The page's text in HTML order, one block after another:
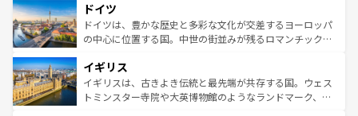
の城塞都市、穏やかなビーチリゾートまで多彩な表情を見
せる。地方によって風土や気候が異なるスペインはその個
性で訪れる人を魅了する。 なお、新着のスペイン情報はコ
で、幅広い魅力が詰まっている。華麗な宮殿、歴史的な大
聖堂、美しいビーチ、そして豊かな自然が、訪れる者を心
から魅了する。また、フランスは美食の国としても知ら
いる。シャンパンの発祥地であるランス、プロヴァンスの
香り高いラベンダー畑など、多彩な楽しみ方が可能だ。さ
らに、パリ以外の地域にも魅力が溢れており、どの街角に
ドイツ
ドイツは、豊かな歴史と多彩な文化が交差するヨーロッパ
の中心に位置する国。中世の街並みが残るロマンチック街
顔を持つこの国は、どこを歩いても飽きることがない。ベ
ルリンの文化的活気、バイエルン州のアルプスの絶景、そ
してライン川沿いのワイン畑といった風景は必見。ビール
イギリス
イギリスは、古きよき伝統と最先端が共存する国。ウェス
トミンスター寺院や大英博物館のようなランドマーク、歴